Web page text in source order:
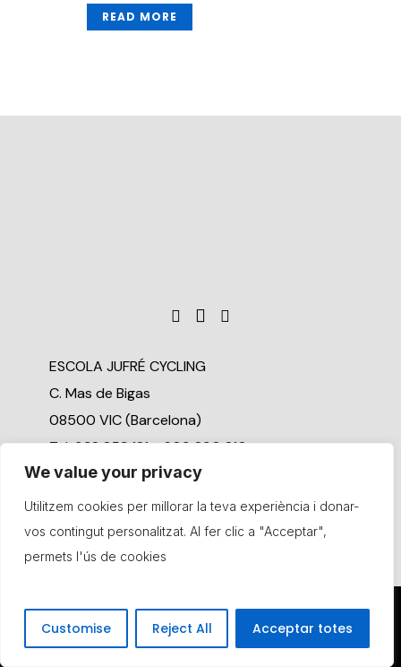
We value your privacy
Utilitzem cookies per millorar la teva experiència i donar-
vos contingut personalitzat. Al fer clic a "Acceptar",
permets l'ús de cookies
Customise Reject All Acceptar totes
READ MORE
ESCOLA JUFRÉ CYCLING
C. Mas de Bigas
08500 VIC (Barcelona)
Tel. 938 853 121 - 609 890 810
Canal de denúncia
© Copyright Jufré Cycling. Tots els drets reservats
Política de privacitat
Política de cookies Avís legal